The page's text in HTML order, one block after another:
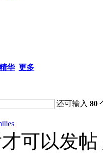
华 更多
还可输入80
可以发帖